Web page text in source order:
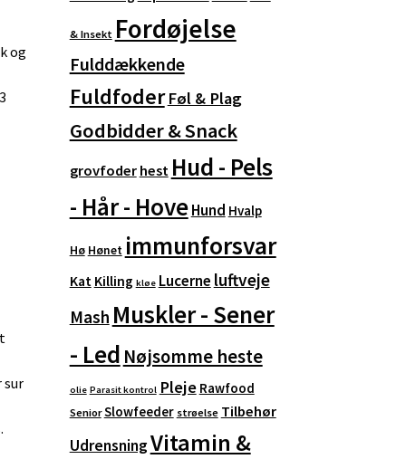
og
sur
& Insekt Fordøjelse
Fulddækkende
Fuldfoder Føl & Plag
Godbidder & Snack
grovfoder hest Hud - Pels
- Hår - HoveHund Hvalp
Hø Hønet immunforsvar
Kat Killing kløe Lucerne luftveje
Mash Muskler - Sener
- Led Nøjsomme heste
olie Parasit kontrol Pleje Rawfood
Senior Slowfeeder strøelse Tilbehør
UdrensningVitamin &